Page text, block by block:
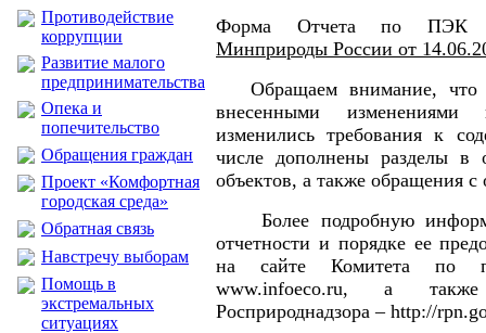
Противодействие
коррупции
Развитие малого
предпринимательства
Опека и
попечительство
Обращения граждан
Проект «Комфортная
городская среда»
Обратная связь
Навстречу выборам
Помощь в
экстремальных
ситуациях
Форма Отчета по ПЭК
Минприроды России от
Обращаем внимание, что
внесенными
изменились требования к
числе дополнены разделы в
объектов, а также обращения с
Более подробную
отчетности и порядке ее
на сайте Комитета по
www.infoeco.ru, а
Росприроднадзора – http://